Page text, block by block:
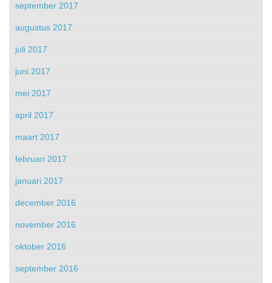
september 2017
augustus 2017
juli 2017
juni 2017
mei 2017
april 2017
maart 2017
februari 2017
januari 2017
december 2016
november 2016
oktober 2016
september 2016